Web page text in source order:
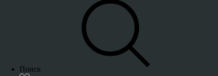
Поиск